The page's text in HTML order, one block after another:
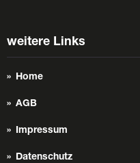
weitere Links
Home
AGB
Impressum
Datenschutz